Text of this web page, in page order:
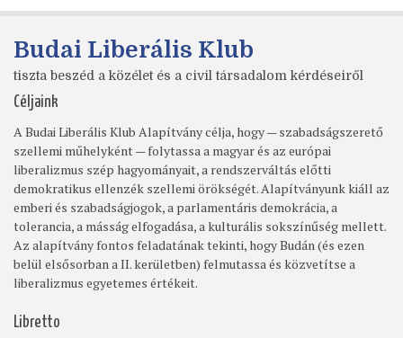
Budai Liberális Klub
tiszta beszéd a közélet és a civil társadalom kérdéseiről
Céljaink
A Budai Liberális Klub Alapítvány célja, hogy — szabadságszerető
szellemi műhelyként — folytassa a magyar és az európai
liberalizmus szép hagyományait, a rendszerváltás előtti
demokratikus ellenzék szellemi örökségét. Alapítványunk kiáll az
emberi és szabadságjogok, a parlamentáris demokrácia, a
tolerancia, a másság elfogadása, a kulturális sokszínűség mellett.
Az alapítvány fontos feladatának tekinti, hogy Budán (és ezen
belül elsősorban a II. kerületben) felmutassa és közvetítse a
liberalizmus egyetemes értékeit.
Libretto